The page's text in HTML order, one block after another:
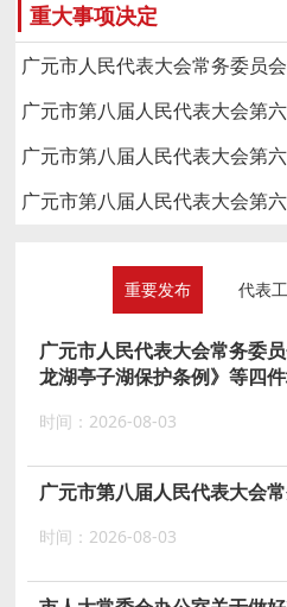
重大事项决定
重要发布 代表
广元市人民代表大会常务委
龙湖亭子湖保护条例》等四
时间：2026-08-03
广元市第八届人民代表大会
时间：2026-08-03